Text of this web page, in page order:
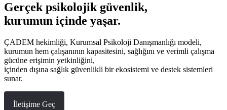
Gerçek psikolojik güvenlik,
kurumun içinde yaşar.
ÇADEM hekimliği, Kurumsal Psikoloji Danışmanlığı modeli,
kurumun hem çalışanının kapasitesini, sağlığını ve verimli çalışma
gücüne erişimin yetkinliğini,
içinden dışına sağlık güvenlikli bir ekosistemi ve destek sistemleri
sunar.
İletişime Geç